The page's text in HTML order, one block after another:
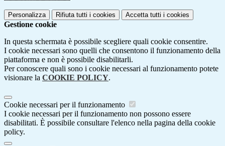
Personalizza Rifiuta tutti i cookies Accetta tutti i cookies
Gestione cookie
In questa schermata è possibile scegliere quali cookie consentire.
I cookie necessari sono quelli che consentono il funzionamento della
piattaforma e non è possibile disabilitarli.
Per conoscere quali sono i cookie necessari al funzionamento potete
visionare la COOKIE POLICY.
Cookie necessari per il funzionamento
I cookie necessari per il funzionamento non possono essere
disabilitati. È possibile consultare l'elenco nella pagina della cookie
policy.